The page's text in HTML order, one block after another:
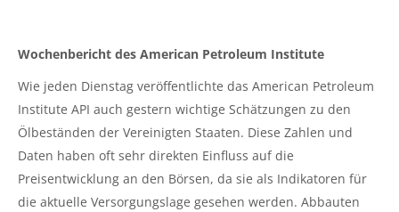
Wochenbericht des American Petroleum Institute
Wie jeden Dienstag veröffentlichte das American Petroleum
Institute API auch gestern wichtige Schätzungen zu den
Ölbeständen der Vereinigten Staaten. Diese Zahlen und
Daten haben oft sehr direkten Einfluss auf die
Preisentwicklung an den Börsen, da sie als Indikatoren für
die aktuelle Versorgungslage gesehen werden. Abbauten